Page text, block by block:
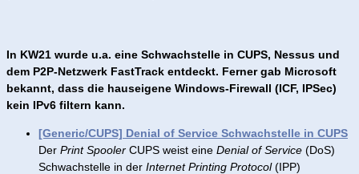
In KW21 wurde u.a. eine Schwachstelle in CUPS, Nessus und
dem P2P-Netzwerk FastTrack entdeckt. Ferner gab Microsoft
bekannt, dass die hauseigene Windows-Firewall (ICF, IPSec)
kein IPv6 filtern kann.
[Generic/CUPS] Denial of Service Schwachstelle in CUPS
Der Print Spooler CUPS weist eine Denial of Service (DoS)
Schwachstelle in der Internet Printing Protocol(IPP)